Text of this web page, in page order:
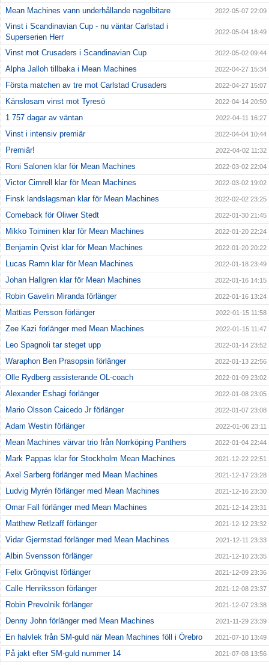
Mean Machines vann underhållande nagelbitare 2022-05-07 22:09
Vinst i Scandinavian Cup - nu väntar Carlstad i
Superserien Herr
2022-05-04 18:49
Vinst mot Crusaders i Scandinavian Cup 2022-05-02 09:44
Alpha Jalloh tillbaka i Mean Machines 2022-04-27 15:34
Första matchen av tre mot Carlstad Crusaders 2022-04-27 15:07
Känslosam vinst mot Tyresö 2022-04-14 20:50
1 757 dagar av väntan 2022-04-11 16:27
Vinst i intensiv premiär 2022-04-04 10:44
Premiär! 2022-04-02 11:32
Roni Salonen klar för Mean Machines 2022-03-02 22:04
Victor Cimrell klar för Mean Machines 2022-03-02 19:02
Finsk landslagsman klar för Mean Machines 2022-02-02 23:25
Comeback för Oliwer Stedt 2022-01-30 21:45
Mikko Toiminen klar för Mean Machines 2022-01-20 22:24
Benjamin Qvist klar för Mean Machines 2022-01-20 20:22
Lucas Ramn klar för Mean Machines 2022-01-18 23:49
Johan Hallgren klar för Mean Machines 2022-01-16 14:15
Robin Gavelin Miranda förlänger 2022-01-16 13:24
Mattias Persson förlänger 2022-01-15 11:58
Zee Kazi förlänger med Mean Machines 2022-01-15 11:47
Leo Spagnoli tar steget upp 2022-01-14 23:52
Waraphon Ben Prasopsin förlänger 2022-01-13 22:56
Olle Rydberg assisterande OL-coach 2022-01-09 23:02
Alexander Eshagi förlänger 2022-01-08 23:05
Mario Olsson Caicedo Jr förlänger 2022-01-07 23:08
Adam Westin förlänger 2022-01-06 23:11
Mean Machines värvar trio från Norrköping Panthers 2022-01-04 22:44
Mark Pappas klar för Stockholm Mean Machines 2021-12-22 22:51
Axel Sarberg förlänger med Mean Machines 2021-12-17 23:28
Ludvig Myrén förlänger med Mean Machines 2021-12-16 23:30
Omar Fall förlänger med Mean Machines 2021-12-14 23:31
Matthew Retlzaff förlänger 2021-12-12 23:32
Vidar Gjermstad förlänger med Mean Machines 2021-12-11 23:33
Albin Svensson förlänger 2021-12-10 23:35
Felix Grönqvist förlänger 2021-12-09 23:36
Calle Henriksson förlänger 2021-12-08 23:37
Robin Prevolnik förlänger 2021-12-07 23:38
Denny John förlänger med Mean Machines 2021-11-29 23:39
En halvlek från SM-guld när Mean Machines föll i Örebro 2021-07-10 13:49
På jakt efter SM-guld nummer 14 2021-07-08 13:56